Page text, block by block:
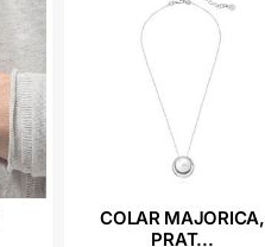
COLAR MAJORICA,
PRAT...